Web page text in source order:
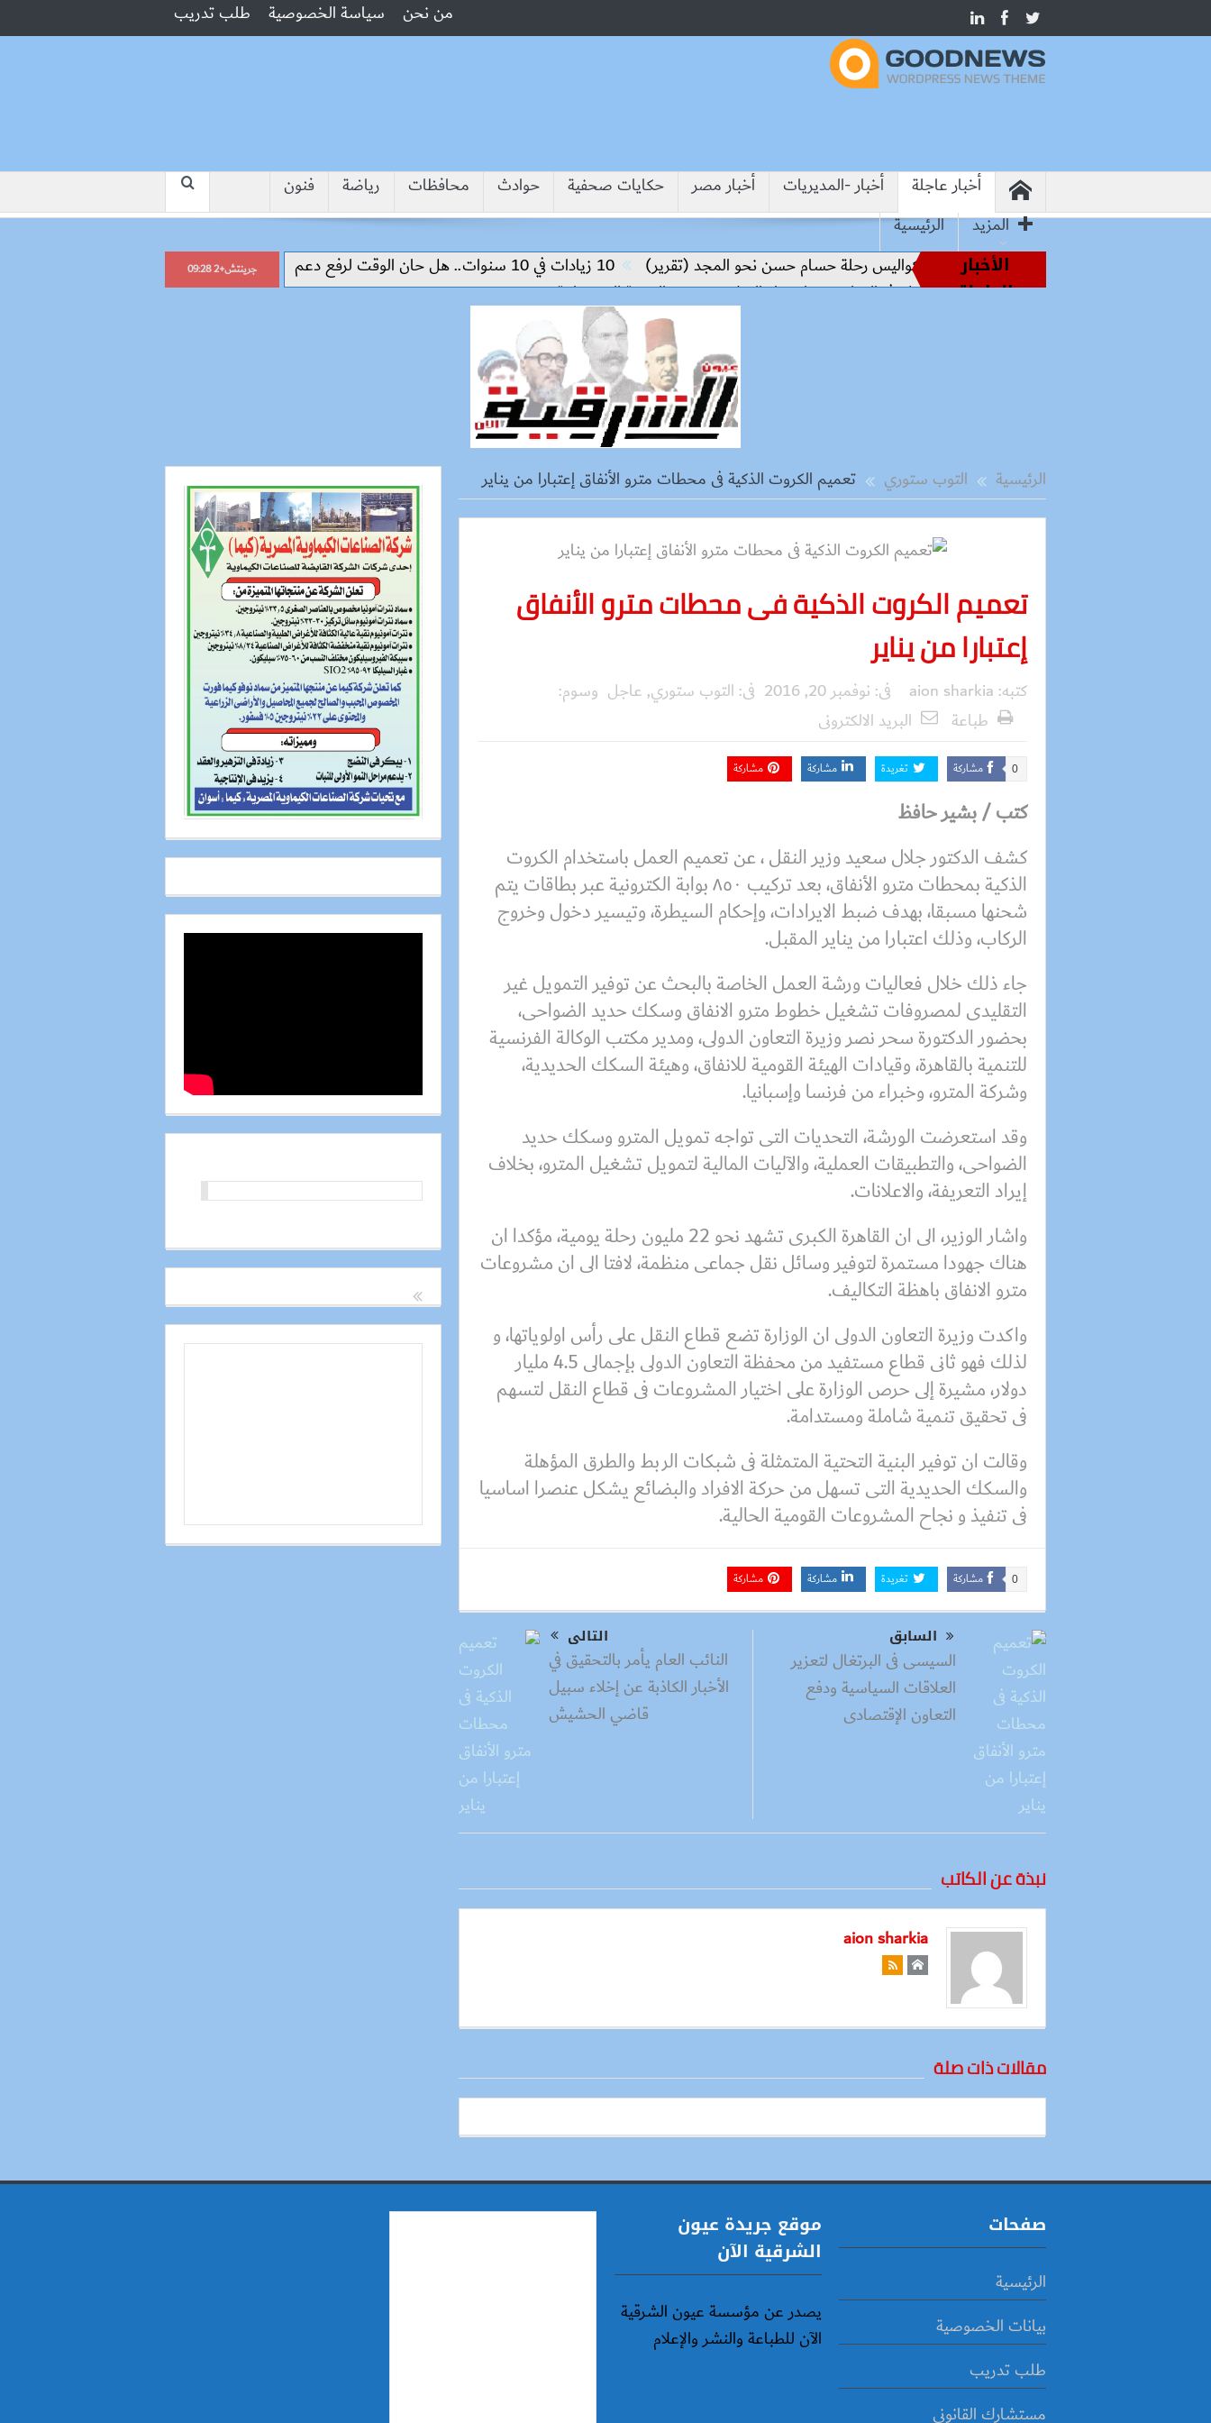
من نحن سياسة الخصوصية طلب تدريب
أخبار عاجلة أخبار -المديريات أخبار مصر حكايات صحفية حوادث محافظات رياضة
فنون
المزيد
الرئيسية
الأخبار
العاجلة
من أساطير الملاعب إلى قيادة الفراعنة.. كواليس رحلة حسام حسن نحو المجد (تقرير) 10 زيادات في 10 سنوات.. هل حان الوقت لرفع دعم البنزين نهائيا؟
“جبروت امرأة”.. مارست الرذيلة
من هيروشيما.. وزير التعليم: التعاون الدولي في التعليم مفتاح بناء السلام وتحقيق التنمية المستدامة
جرينتش+2 09:28
الرئيسية التوب ستوري تعميم الكروت الذكية فى محطات مترو الأنفاق إعتبارا من يناير
تعميم الكروت الذكية فى محطات مترو الأنفاق
إعتبارا من يناير
كتبه: aion sharkia فى: نوفمبر 20, 2016 فى: التوب ستوري, عاجل وسوم:
طباعة
البريد الالكترونى
مشاركة 0 تغريدة مشاركة مشاركة
كتب / بشير حافظ
كشف الدكتور جلال سعيد وزير النقل ، عن تعميم العمل باستخدام الكروت
الذكية بمحطات مترو الأنفاق، بعد تركيب ٨٥٠ بوابة الكترونية عبر بطاقات يتم
شحنها مسبقا، بهدف ضبط الايرادات، وإحكام السيطرة، وتيسير دخول وخروج
الركاب، وذلك اعتبارا من يناير المقبل.
جاء ذلك خلال فعاليات ورشة العمل الخاصة بالبحث عن توفير التمويل غير
التقليدى لمصروفات تشغيل خطوط مترو الانفاق وسكك حديد الضواحى،
بحضور الدكتورة سحر نصر وزيرة التعاون الدولى، ومدير مكتب الوكالة الفرنسية
للتنمية بالقاهرة، وقيادات الهيئة القومية للانفاق، وهيئة السكك الحديدية،
وشركة المترو، وخبراء من فرنسا وإسبانيا.
وقد استعرضت الورشة، التحديات التى تواجه تمويل المترو وسكك حديد
الضواحى، والتطبيقات العملية، والآليات المالية لتمويل تشغيل المترو، بخلاف
إيراد التعريفة، والاعلانات.
واشار الوزير، الى ان القاهرة الكبرى تشهد نحو 22 مليون رحلة يومية، مؤكدا ان
هناك جهودا مستمرة لتوفير وسائل نقل جماعى منظمة، لافتا الى ان مشروعات
مترو الانفاق باهظة التكاليف.
واكدت وزيرة التعاون الدولى ان الوزارة تضع قطاع النقل على رأس اولوياتها، و
لذلك فهو ثانى قطاع مستفيد من محفظة التعاون الدولى بإجمالى 4.5 مليار
دولار، مشيرة إلى حرص الوزارة على اختيار المشروعات فى قطاع النقل لتسهم
فى تحقيق تنمية شاملة ومستدامة.
وقالت ان توفير البنية التحتية المتمثلة فى شبكات الربط والطرق المؤهلة
والسكك الحديدية التى تسهل من حركة الافراد والبضائع يشكل عنصرا اساسيا
فى تنفيذ و نجاح المشروعات القومية الحالية.
مشاركة 0 تغريدة مشاركة مشاركة
السابق
السيسى فى البرتغال لتعزير
العلاقات السياسية ودفع
التعاون الإقتصادى
التالى
النائب العام يأمر بالتحقيق في
الأخبار الكاذبة عن إخلاء سبيل
قاضي الحشيش
نبذة عن الكاتب
aion sharkia
مقالات ذات صلة
صفحات
الرئيسية
بيانات الخصوصية
طلب تدريب
مستشارك القانوني
موقع جريدة عيون
الشرقية الآن
يصدر عن مؤسسة عيون الشرقية
الآن للطباعة والنشر والإعلام